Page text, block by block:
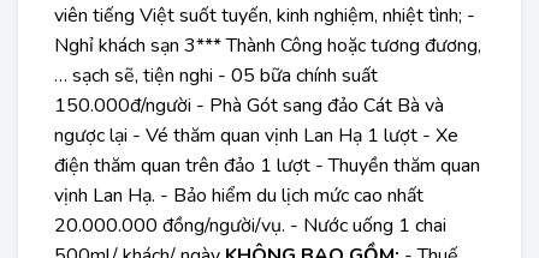
viên tiếng Việt suốt tuyến, kinh nghiệm, nhiệt tình; -
Nghỉ khách sạn 3*** Thành Công hoặc tương đương,
… sạch sẽ, tiện nghi - 05 bữa chính suất
150.000đ/người - Phà Gót sang đảo Cát Bà và
ngược lại - Vé thăm quan vịnh Lan Hạ 1 lượt - Xe
điện thăm quan trên đảo 1 lượt - Thuyền thăm quan
vịnh Lan Hạ. - Bảo hiểm du lịch mức cao nhất
20.000.000 đồng/người/vụ. - Nước uống 1 chai